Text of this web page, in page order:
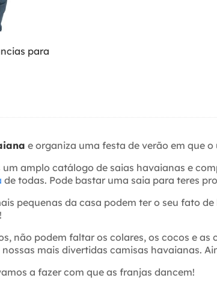
para
e organiza uma festa de verão em que
amplo catálogo de saias havaianas e
de todas. Pode bastar uma saia para teres
pequenas da casa podem ter o seu fato
não podem faltar os colares, os cocos e
mais divertidas camisas havaianas.
a fazer com que as franjas dancem!